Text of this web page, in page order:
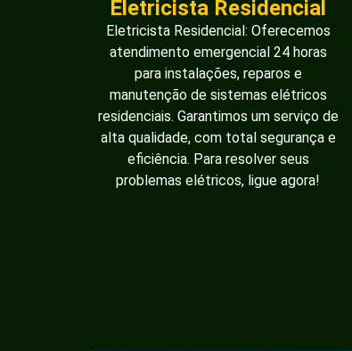
Eletricista Residencial
Eletricista Residencial: Oferecemos
atendimento emergencial 24 horas
para instalações, reparos e
manutenção de sistemas elétricos
residenciais. Garantimos um serviço de
alta qualidade, com total segurança e
eficiência. Para resolver seus
problemas elétricos, ligue agora!